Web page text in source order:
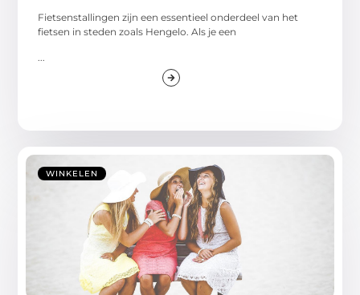
Fietsenstallingen zijn een essentieel onderdeel van het
fietsen in steden zoals Hengelo. Als je een
...
WINKELEN